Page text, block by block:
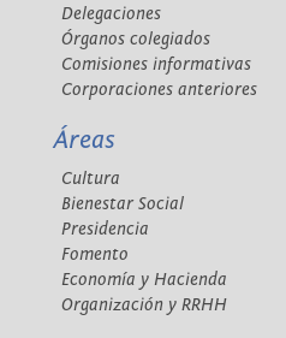
Delegaciones
Órganos colegiados
Comisiones informativas
Corporaciones anteriores
Áreas
Cultura
Bienestar Social
Presidencia
Fomento
Economía y Hacienda
Organización y RRHH